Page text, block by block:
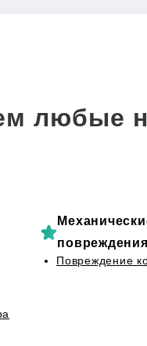
любые
повреждения
Повреждение